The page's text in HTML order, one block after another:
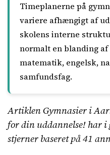
Timeplanerne på
variere afhængigt af
skolens interne
normalt en blanding af
matematik, engelsk,
samfundsfag.
Artiklen Gymnasier i
for din uddannelse! har i
stjerner baseret på41